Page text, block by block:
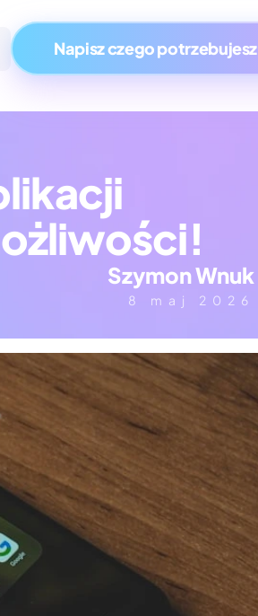
Napisz czego potrzebujesz
Szymon Wnuk
8 maj 2026